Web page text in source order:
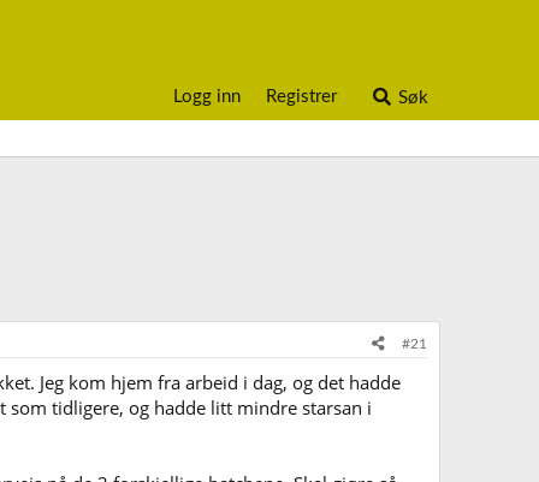
Logg inn Registrer Søk
#21
Jeg kom hjem fra arbeid i dag, og det hadde
tidligere, og hadde litt mindre starsan i